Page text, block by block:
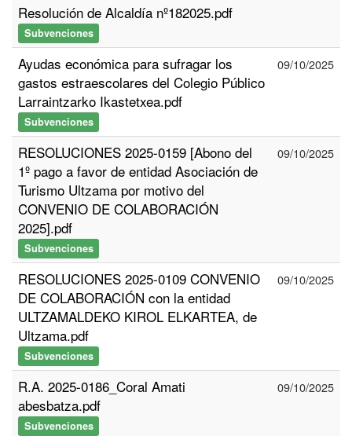
Resolución de Alcaldía nº182025.pdf
Subvenciones
Ayudas económica para sufragar los
gastos estraescolares del Colegio Público
Larraintzarko Ikastetxea.pdf
Subvenciones
09/10/2025
RESOLUCIONES 2025-0159 [Abono del
1º pago a favor de entidad Asociación de
Turismo Ultzama por motivo del
CONVENIO DE COLABORACIÓN
2025].pdf
Subvenciones
09/10/2025
RESOLUCIONES 2025-0109 CONVENIO
DE COLABORACIÓN con la entidad
ULTZAMALDEKO KIROL ELKARTEA, de
Ultzama.pdf
Subvenciones
09/10/2025
R.A. 2025-0186_Coral Amati
abesbatza.pdf
Subvenciones
09/10/2025